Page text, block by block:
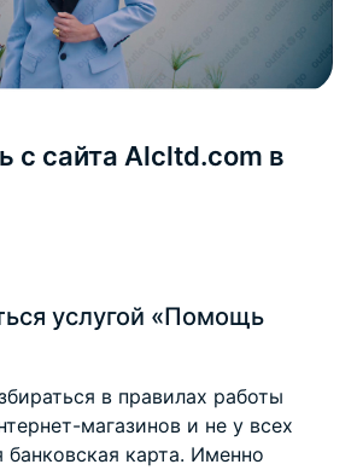
с сайта Alcltd.com в
услугой «Помощь
в правилах работы
магазинов и не у всех
банковская карта. Именно